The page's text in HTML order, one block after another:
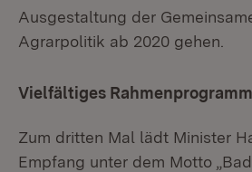
Ausgestaltung der
Agrarpolitik ab 2020 gehen.
Vielfältiges Rahmenprogramm
Zum dritten Mal lädt Minister
Empfang unter dem Motto